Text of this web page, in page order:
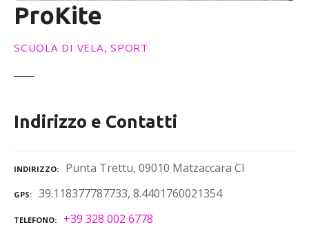
ProKite
SCUOLA DI VELA, SPORT
Indirizzo e Contatti
INDIRIZZO Punta Trettu, 09010 Matzaccara CI
GPS 39.118377787733, 8.4401760021354
TELEFONO +39 328 002 6778